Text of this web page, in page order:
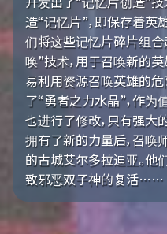
造“记忆片”，即保存着英
们将这些记忆片碎片组合
唤”技术，用于召唤新的
易利用资源召唤英雄的
了“勇者之力水晶”，作为
也进行了修改，只有强大
拥有了新的力量后，召
的古城艾尔多拉迪亚。他
致邪恶双子神的复活……